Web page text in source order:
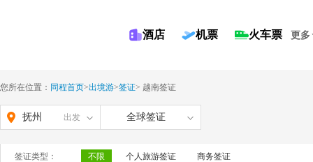
酒店 机票 火车票 更多
您所在位置： 同程首页>出境游>签证> 越南签证
抚州 出发 全球签证
签证类型： 不限 个人旅游签证 商务签证